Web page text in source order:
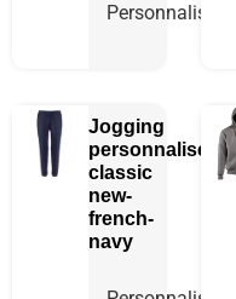
Personnaliser
Jogging
personnalisé
classic
new-
french-
navy